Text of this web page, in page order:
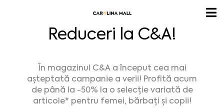
Reduceri la C&A!
În magazinul C&A a început cea mai
așteptată campanie a verii! Profită acum
de până la -50% la o selecție variată de
articole* pentru femei, bărbați și copii!